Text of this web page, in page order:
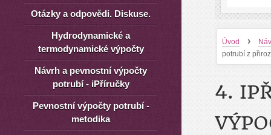
Úvod ›
potrubí z
4.
Otázky a odpovědi. Diskuse.
Hydrodynamické a
termodynamické výpočty
Návrh a pevnostní výpočty
potrubí - iPříručky
Pevnostní výpočty potrubí -
metodika